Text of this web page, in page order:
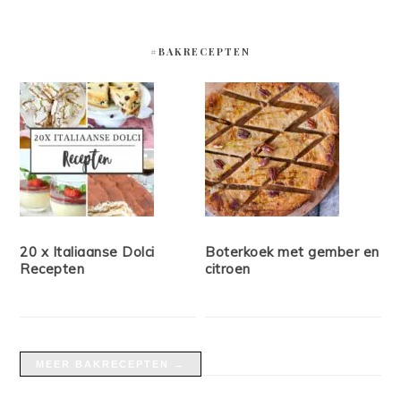
#BAKRECEPTEN
20 x Italiaanse Dolci
Recepten
Boterkoek met gember en
citroen